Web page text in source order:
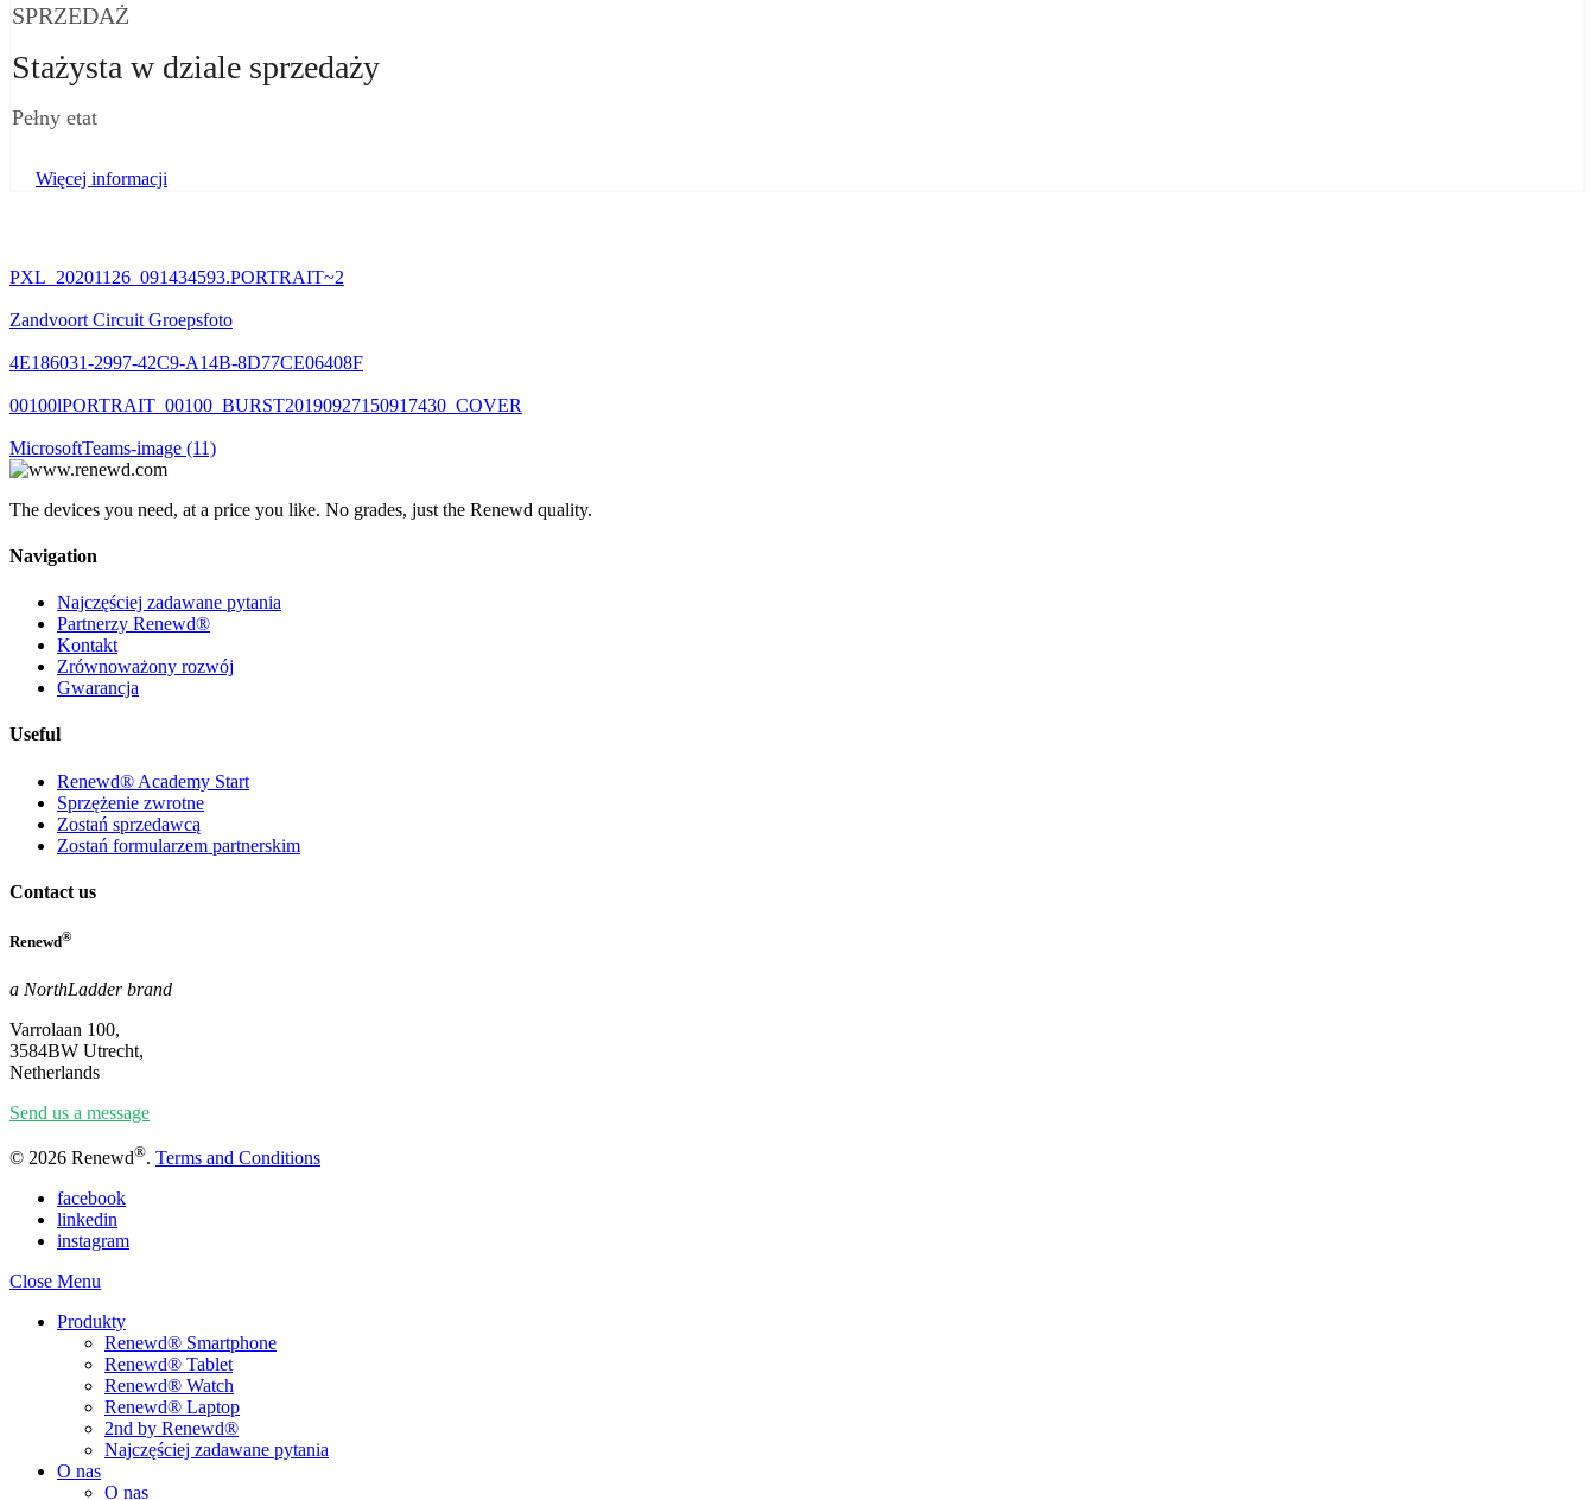
SPRZEDAŻ
Stażysta w dziale sprzedaży
Pełny etat
Więcej informacji
PXL_20201126_091434593.PORTRAIT~2
Zandvoort Circuit Groepsfoto
4E186031-2997-42C9-A14B-8D77CE06408F
00100lPORTRAIT_00100_BURST20190927150917430_COVER
MicrosoftTeams-image (11)
The devices you need, at a price you like. No grades, just the Renewd quality.
Navigation
Najczęściej zadawane pytania
Partnerzy Renewd®
Kontakt
Zrównoważony rozwój
Gwarancja
Useful
Renewd® Academy Start
Sprzężenie zwrotne
Zostań sprzedawcą
Zostań formularzem partnerskim
Contact us
Renewd®
a NorthLadder brand
Varrolaan 100,
3584BW Utrecht,
Netherlands
Send us a message
© 2026 Renewd®. Terms and Conditions
facebook
linkedin
instagram
Close Menu
Produkty
Renewd® Smartphone
Renewd® Tablet
Renewd® Watch
Renewd® Laptop
2nd by Renewd®
Najczęściej zadawane pytania
O nas
O nas